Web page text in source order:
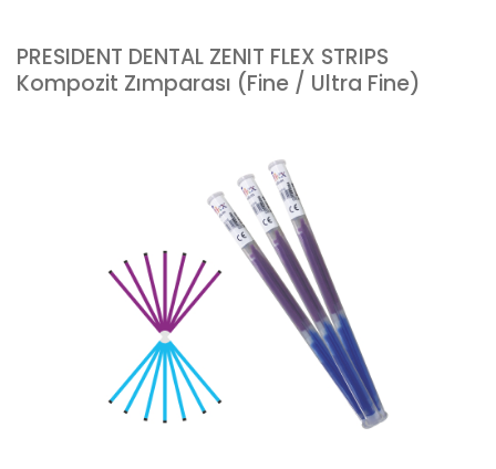
PRESIDENT DENTAL ZENIT FLEX STRIPS
Kompozit Zımparası (Fine / Ultra Fine)